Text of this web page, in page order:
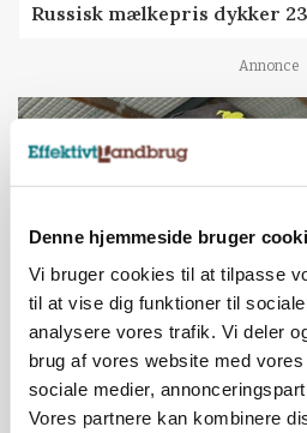
Denne hjemmeside bruger
Vi bruger cookies til at tilpasse
til at vise dig funktioner til
analysere vores trafik. Vi deler
brug af vores website med
sociale medier,
Vores partnere kan kombinere
Russisk mælkepris dykker
Annonce
POLITIK
»Nu stopper I«: